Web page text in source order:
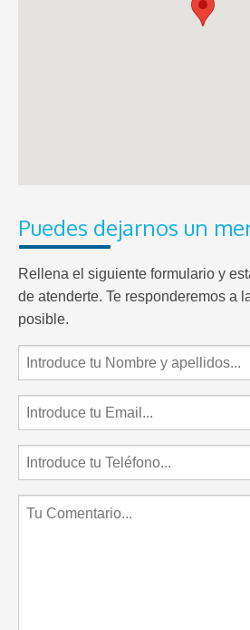
Puedes dejarnos un
Rellena el siguiente formulario y
de atenderte. Te responderemos a
posible.